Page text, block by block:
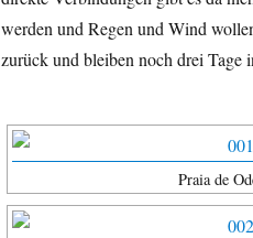
werden und Regen und Wind
zurück und bleiben noch drei Tage
Praia de